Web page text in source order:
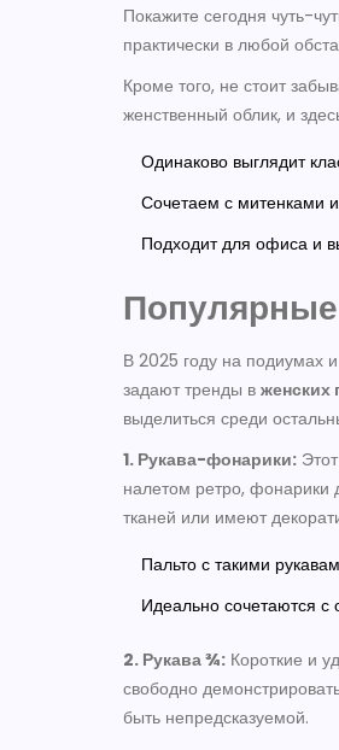
Покажите сегодня чуть-
практически в любой
Кроме того, не стоит
женственный облик, и
Одинаково выглядит
Сочетаем с митенками
Подходит для офиса и
В 2025 году на подиумах
задают тренды в женских
выделиться среди
1. Рукава-фонарики:
налетом ретро, фонарики
тканей или имеют
Пальто с такими
Идеально сочетаются
2. Рукава ¾: Короткие и
свободно
быть непредсказуемой.